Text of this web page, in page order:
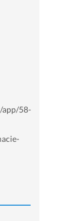
app/58-